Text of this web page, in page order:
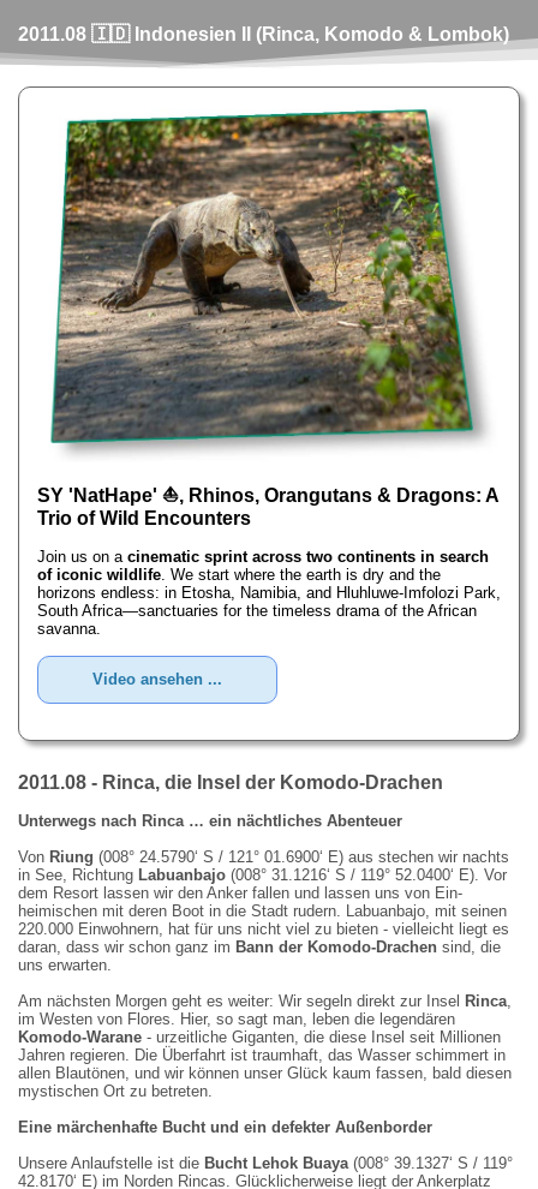
2011.08 🇮🇩 Indonesien II (Rinca, Komodo & Lombok)
SY 'NatHape' ⛵, Rhinos, Orangutans & Dragons: A
Trio of Wild Encounters
Join us on a cinematic sprint across two continents in search
of iconic wildlife . We start where the earth is dry and the
horizons endless: in Etosha, Namibia, and Hluhluwe-Imfolozi Park,
South Africa—sanctuaries for the timeless drama of the African
savanna.
Video ansehen ...
2011.08 - Rinca, die Insel der Komodo-Drachen
Unterwegs nach Rinca … ein nächtliches Abenteuer
Von Riung (008° 24.5790‘ S / 121° 01.6900‘ E) aus stechen wir nachts
in See, Richtung Labuanbajo (008° 31.1216‘ S / 119° 52.0400‘ E). Vor
dem Resort lassen wir den Anker fallen und lassen uns von Ein­
heimischen mit deren Boot in die Stadt rudern. Labuanbajo, mit seinen
220.000 Einwohnern, hat für uns nicht viel zu bieten - vielleicht liegt es
daran, dass wir schon ganz im Bann der Komodo-Drachen sind, die
uns erwarten.
Am nächsten Morgen geht es weiter: Wir segeln direkt zur Insel Rinca,
im Westen von Flores. Hier, so sagt man, leben die legendären
Komodo-Warane - urzeitliche Giganten, die diese Insel seit Millionen
Jahren regieren. Die Überfahrt ist traumhaft, das Wasser schimmert in
allen Blautönen, und wir können unser Glück kaum fassen, bald diesen
mystischen Ort zu betreten.
Eine märchenhafte Bucht und ein defekter Außenborder
Unsere Anlaufstelle ist die Bucht Lehok Buaya(008° 39.1327‘ S / 119°
42.8170‘ E) im Norden Rincas. Glücklicherweise liegt der Ankerplatz